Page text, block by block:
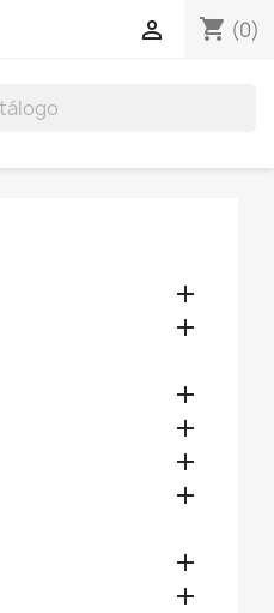
shopping_cart (0)








